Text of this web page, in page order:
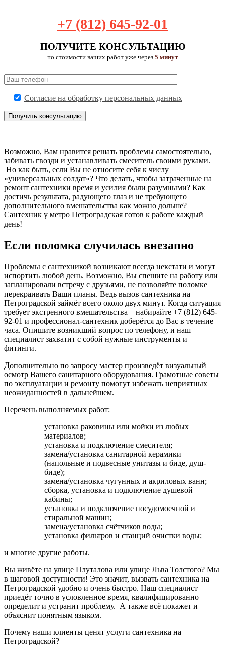
+7 (812) 645-92-01
ПОЛУЧИТЕ КОНСУЛЬТАЦИЮ
по стоимости ваших работ уже через 5 минут
Согласие на обработку персональных данных
Возможно, Вам нравится решать проблемы самостоятельно,
забивать гвозди и устанавливать смеситель своими руками.
Но как быть, если Вы не относите себя к числу
«универсальных солдат»? Что делать, чтобы затраченные на
ремонт сантехники время и усилия были разумными? Как
достичь результата, радующего глаз и не требующего
дополнительного вмешательства как можно дольше?
Сантехник у метро Петроградская готов к работе каждый
день!
Если поломка случилась внезапно
Проблемы с сантехникой возникают всегда некстати и могут
испортить любой день. Возможно, Вы спешите на работу или
запланировали встречу с друзьями, не позволяйте поломке
перекраивать Ваши планы. Ведь вызов сантехника на
Петроградской займёт всего около двух минут. Когда ситуация
требует экстренного вмешательства – набирайте +7 (812) 645-
92-01 и профессионал-сантехник доберётся до Вас в течение
часа. Опишите возникший вопрос по телефону, и наш
специалист захватит с собой нужные инструменты и
фитинги.
Дополнительно по запросу мастер произведёт визуальный
осмотр Вашего санитарного оборудования. Грамотные советы
по эксплуатации и ремонту помогут избежать неприятных
неожиданностей в дальнейшем.
Перечень выполняемых работ:
установка раковины или мойки из любых
материалов;
установка и подключение смесителя;
замена/установка санитарной керамики
(напольные и подвесные унитазы и биде, душ-
биде);
замена/установка чугунных и акриловых ванн;
сборка, установка и подключение душевой
кабины;
установка и подключение посудомоечной и
стиральной машин;
замена/установка счётчиков воды;
установка фильтров и станций очистки воды;
и многие другие работы.
Вы живёте на улице Плуталова или улице Льва Толстого? Мы
в шаговой доступности! Это значит, вызвать сантехника на
Петроградской удобно и очень быстро. Наш специалист
приедёт точно в условленное время, квалифицированно
определит и устранит проблему. А также всё покажет и
объяснит понятным языком.
Почему наши клиенты ценят услуги сантехника на
Петроградской?